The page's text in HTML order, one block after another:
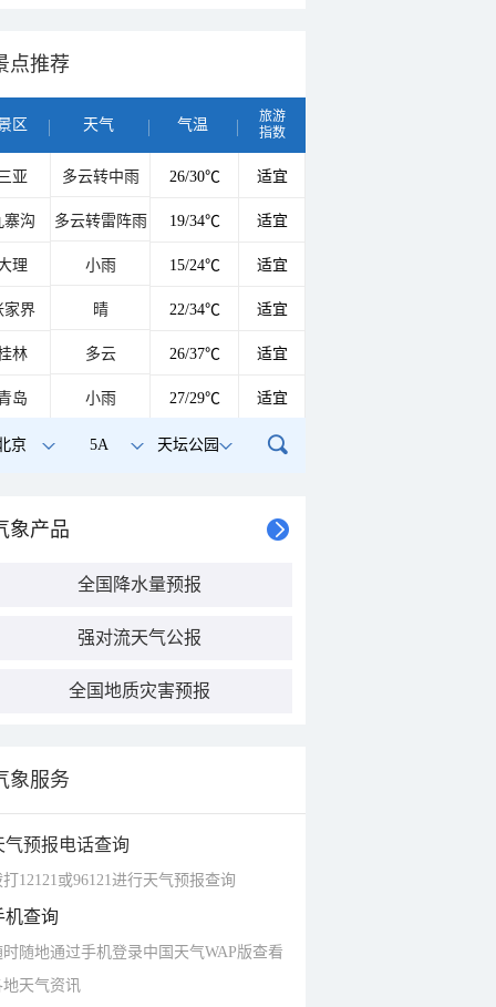
点推荐
区 天气 气温
旅游
指数
亚 多云转中雨 26/30℃ 适宜
寨沟 多云转雷阵雨 19/34℃ 适宜
理 小雨 15/24℃ 适宜
家界 晴 22/34℃ 适宜
林 多云 26/37℃ 适宜
岛 小雨 27/29℃ 适宜
京 5A 天坛公园
象产品
全国降水量预报
强对流天气公报
全国地质灾害预报
象服务
气预报电话查询
打12121或96121进行天气预报查询
机查询
时随地通过手机登录中国天气WAP版查看
地天气资讯